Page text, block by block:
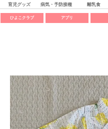
育児グッズ 病気・予防接種 離乳食
ひよこクラブ アプリ